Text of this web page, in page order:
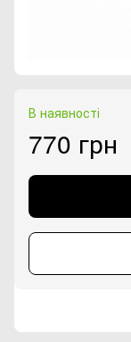
В наявності
770 грн